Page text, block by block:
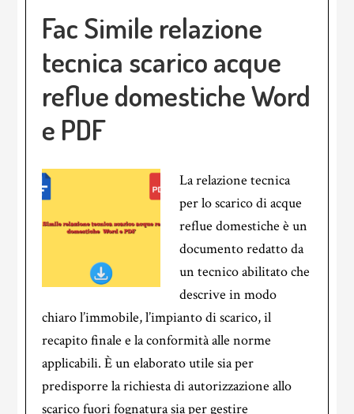
Fac Simile relazione
tecnica scarico acque
reflue domestiche​ Word
e PDF
La relazione tecnica
per lo scarico di acque
reflue domestiche è un
documento redatto da
un tecnico abilitato che
descrive in modo
chiaro l’immobile, l’impianto di scarico, il
recapito finale e la conformità alle norme
applicabili. È un elaborato utile sia per
predisporre la richiesta di autorizzazione allo
scarico fuori fognatura sia per gestire